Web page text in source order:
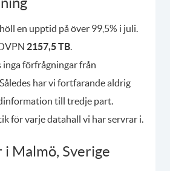
en upptid på över 99,5% i juli.
2157,5 TB.
förfrågningar från
har vi fortfarande aldrig
till tredje part.
för varje datahall vi har servrar i.
Malmö, Sverige